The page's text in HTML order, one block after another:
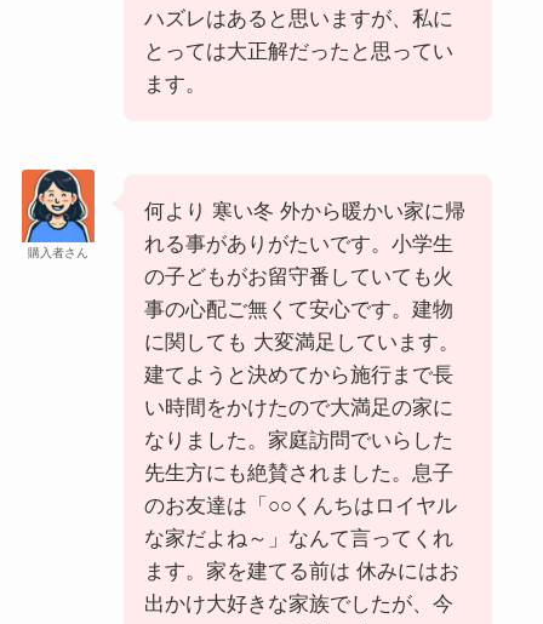
ハズレはあると思いますが、私に
とっては大正解だったと思ってい
ます。
購入者さん
何より 寒い冬 外から暖かい家に帰
れる事がありがたいです。小学生
の子どもがお留守番していても火
事の心配ご無くて安心です。建物
に関しても 大変満足しています。
建てようと決めてから施行まで長
い時間をかけたので大満足の家に
なりました。家庭訪問でいらした
先生方にも絶賛されました。息子
のお友達は「○○くんちはロイヤル
な家だよね～」なんて言ってくれ
ます。家を建てる前は 休みにはお
出かけ大好きな家族でしたが、今